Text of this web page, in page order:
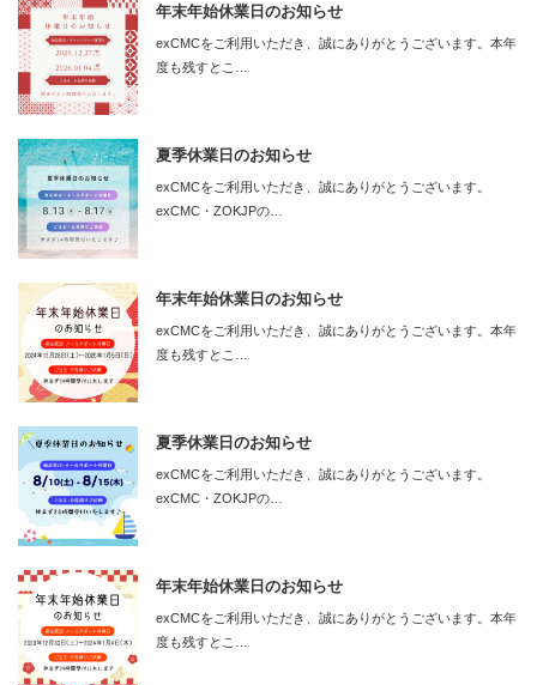
年末年始休業日のお知らせ
exCMCをご利用いただき、誠にありがとうございます。本年
度も残すとこ…
夏季休業日のお知らせ
exCMCをご利用いただき、誠にありがとうございます。
exCMC・ZOKJPの…
年末年始休業日のお知らせ
exCMCをご利用いただき、誠にありがとうございます。本年
度も残すとこ…
夏季休業日のお知らせ
exCMCをご利用いただき、誠にありがとうございます。
exCMC・ZOKJPの…
年末年始休業日のお知らせ
exCMCをご利用いただき、誠にありがとうございます。本年
度も残すとこ…